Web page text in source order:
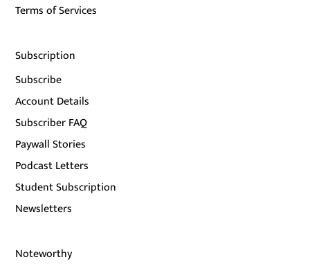
Terms of Services
Subscription
Subscribe
Account Details
Subscriber FAQ
Paywall Stories
Podcast Letters
Student Subscription
Newsletters
Noteworthy